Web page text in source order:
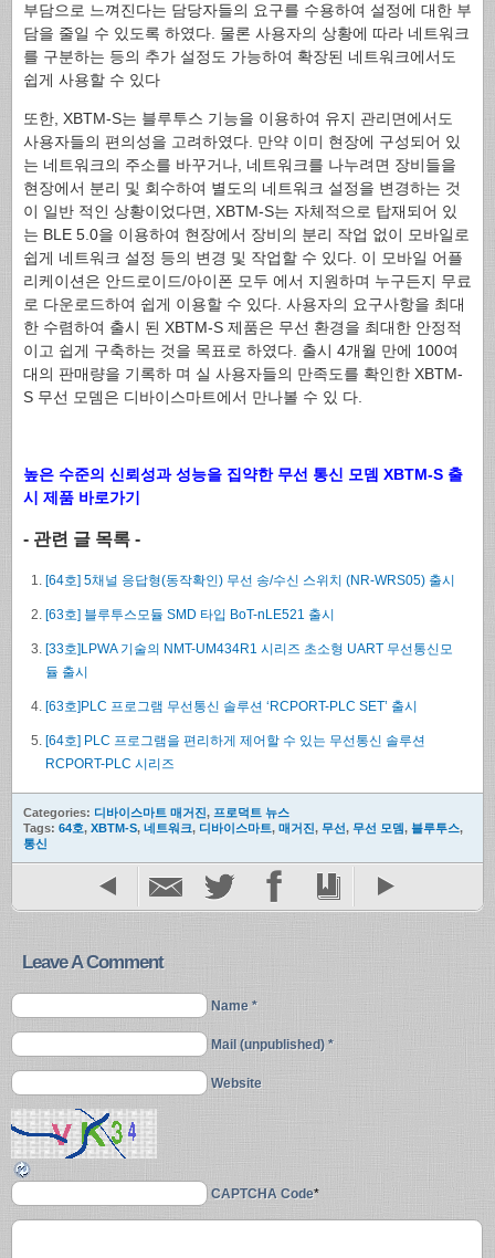
부담으로 느껴진다는 담당자들의 요구를 수용하여 설정에 대한 부
담을 줄일 수 있도록 하였다. 물론 사용자의 상황에 따라 네트워크
를 구분하는 등의 추가 설정도 가능하여 확장된 네트워크에서도
쉽게 사용할 수 있다
또한, XBTM-S는 블루투스 기능을 이용하여 유지 관리면에서도
사용자들의 편의성을 고려하였다. 만약 이미 현장에 구성되어 있
는 네트워크의 주소를 바꾸거나, 네트워크를 나누려면 장비들을
현장에서 분리 및 회수하여 별도의 네트워크 설정을 변경하는 것
이 일반 적인 상황이었다면, XBTM-S는 자체적으로 탑재되어 있
는 BLE 5.0을 이용하여 현장에서 장비의 분리 작업 없이 모바일로
쉽게 네트워크 설정 등의 변경 및 작업할 수 있다. 이 모바일 어플
리케이션은 안드로이드/아이폰 모두 에서 지원하며 누구든지 무료
로 다운로드하여 쉽게 이용할 수 있다. 사용자의 요구사항을 최대
한 수렴하여 출시 된 XBTM-S 제품은 무선 환경을 최대한 안정적
이고 쉽게 구축하는 것을 목표로 하였다. 출시 4개월 만에 100여
대의 판매량을 기록하 며 실 사용자들의 만족도를 확인한 XBTM-
S 무선 모뎀은 디바이스마트에서 만나볼 수 있 다.
높은 수준의 신뢰성과 성능을 집약한 무선 통신 모뎀 XBTM-S 출
시 제품 바로가기
- 관련 글 목록 -
[64호] 5채널 응답형(동작확인) 무선 송/수신 스위치 (NR-WRS05) 출시
[63호] 블루투스모듈 SMD 타입 BoT-nLE521 출시
[33호]LPWA 기술의 NMT-UM434R1 시리즈 초소형 UART 무선통신모
듈 출시
[63호]PLC 프로그램 무선통신 솔루션 ‘RCPORT-PLC SET’ 출시
[64호] PLC 프로그램을 편리하게 제어할 수 있는 무선통신 솔루션
RCPORT-PLC 시리즈
Categories: 디바이스마트 매거진, 프로덕트 뉴스
Tags: 64호, XBTM-S, 네트워크, 디바이스마트, 매거진, 무선, 무선 모뎀, 블루투스,
통신
Leave A Comment
Name *
Mail (unpublished) *
Website
CAPTCHA Code*